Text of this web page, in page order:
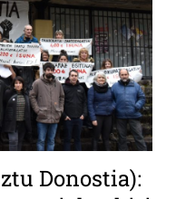
Donostia):